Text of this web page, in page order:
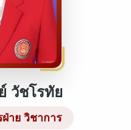
วัชโรทัย
าย วิชาการ